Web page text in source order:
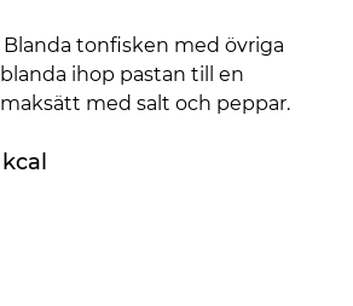
tonfisken med övriga
ihop pastan till en
med salt och peppar.